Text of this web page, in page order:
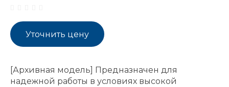
Уточнить цену
[Архивная модель] Предназначен для
надежной работы в условиях высокой